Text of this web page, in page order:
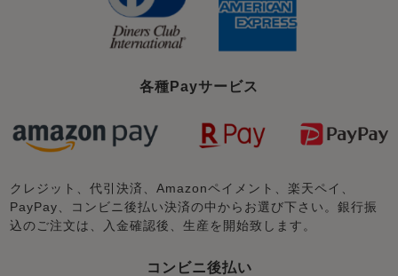
各種Payサービス
クレジット、代引決済、Amazonペイメント、楽天ペイ、
PayPay、コンビニ後払い決済の中からお選び下さい。銀行振
込のご注文は、入金確認後、生産を開始致します。
コンビニ後払い